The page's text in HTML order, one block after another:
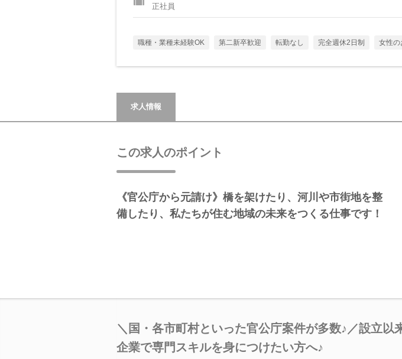
正社員
職種・業種未経験OK 第二新卒歓迎 転勤なし 完全週休2日制 女性の
求人情報
この求人のポイント
《官公庁から元請け》橋を架けたり、河川や市街地を整
備したり、私たちが住む地域の未来をつくる仕事です！
＼国・各市町村といった官公庁案件が多数♪／設立以
企業で専門スキルを身につけたい方へ♪